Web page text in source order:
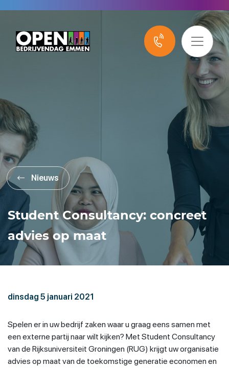
Nieuws
Student Consultancy: concreet
advies op maat
dinsdag 5 januari 2021
Spelen er in uw bedrijf zaken waar u graag eens samen met
een externe partij naar wilt kijken? Met Student Consultancy
van de Rijksuniversiteit Groningen (RUG) krijgt uw organisatie
advies op maat van de toekomstige generatie economen en